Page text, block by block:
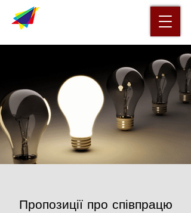
Пропозиції про співпрацю